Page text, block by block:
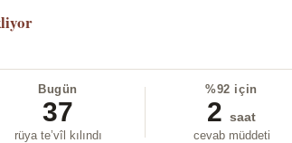
Bugün
37
rüya te’vîl kılındı
%92 için
2 saat
cevab müddeti